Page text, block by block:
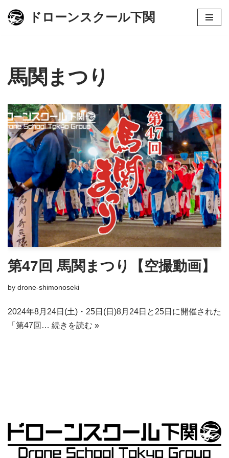
コ
ン
ツ
ス
キ
ッ
プ
ドローンスクール下関
馬関まつり
第47回 馬関まつり【空撮動画】
by drone-shimonoseki
2024年8月24日(土)・25日(日)8月24日と25日に開催された
「第47回… 続きを読む »